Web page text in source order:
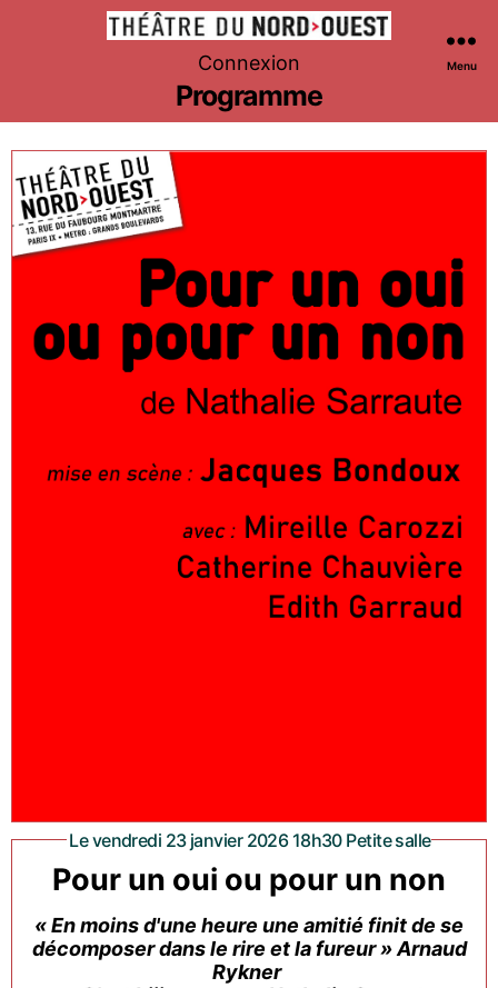
Théâtre
du
Nord-
Ouest
Connexion Menu
Programme
Le vendredi 23 janvier 2026 18h30 Petite salle
Pour un oui ou pour un non
« En moins d'une heure une amitié finit de se
décomposer dans le rire et la fureur » Arnaud
Rykner